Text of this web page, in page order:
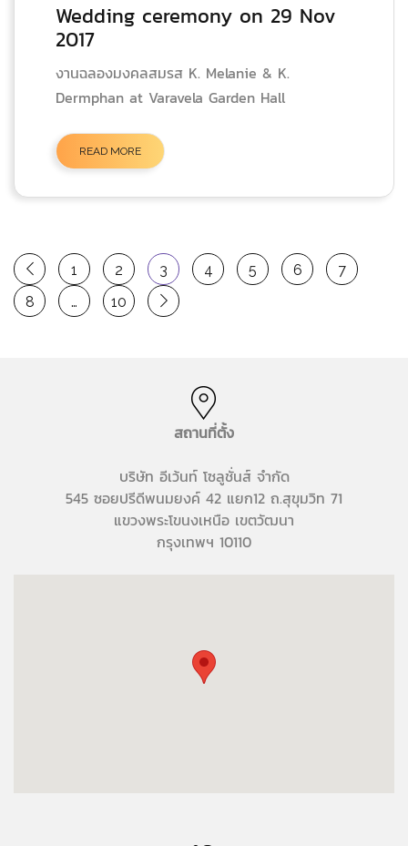
Wedding ceremony on 29 Nov
2017
งานฉลองมงคลสมรส K. Melanie & K.
Dermphan at Varavela Garden Hall
READ MORE
1 2 3 4 5 6
7
8
… 10
สถานที่ตั้ง
บริษัท อีเว้นท์ โซลูชั่นส์ จำกัด
545 ซอยปรีดีพนมยงค์ 42 แยก12 ถ.สุขุมวิท 71
แขวงพระโขนงเหนือ เขตวัฒนา
กรุงเทพฯ 10110